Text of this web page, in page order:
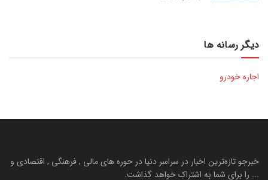
دیگر رسانه ها
اجاره خودرو
خبرجو تازه‌ترین اخبار در سراسر دنیا در حوره های مالی , فرهنگی , اقتصادی و
... را برای شما به اشتراک خواهد گذاشت.